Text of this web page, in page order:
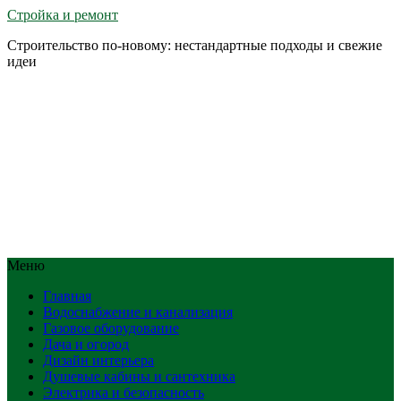
Стройка и ремонт
Строительство по-новому: нестандартные подходы и свежие
идеи
Меню
Главная
Водоснабжение и канализация
Газовое оборудование
Дача и огород
Дизайн интерьера
Душевые кабины и сантехника
Электрика и безопасность